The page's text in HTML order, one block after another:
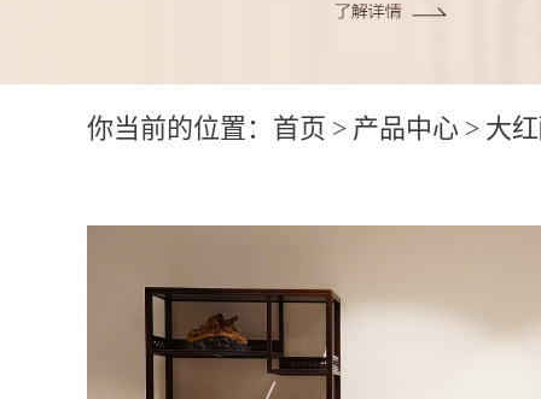
你当前的位置： 首页 > 产品中心 > 大